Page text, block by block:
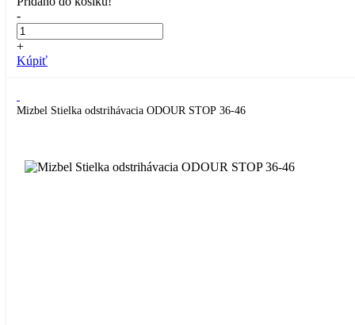
-
+
Kúpiť
Mizbel Stielka odstrihávacia ODOUR STOP 36-46